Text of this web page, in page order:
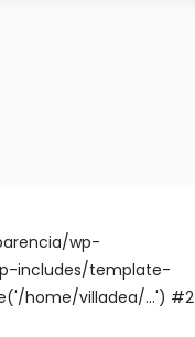
wp-
includes/template-
home/villadea/...') #2